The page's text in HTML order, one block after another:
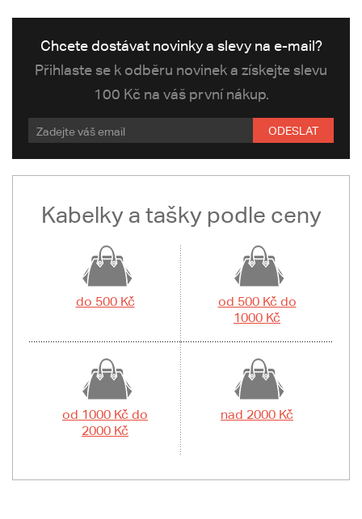
Chcete dostávat novinky a slevy na e-mail?
Přihlaste se k odběru novinek a získejte slevu
100 Kč na váš první nákup.
ODESLAT
Kabelky a tašky podle ceny
do 500 Kč
od 500 Kč do
1000 Kč
od 1000 Kč do
2000 Kč
nad 2000 Kč